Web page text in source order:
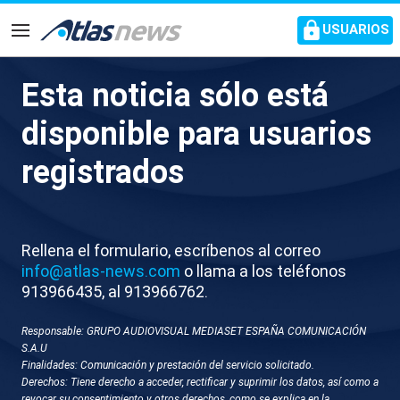
common.go-to-content
Navegación
USUARIOS
J668-LEGANES RECURSOS
SANCHEZ EN EL INSS
Esta noticia sólo está
disponible para usuarios
registrados
Rellena el formulario, escríbenos al correo
info@atlas-news.com o llama a los teléfonos
913966435, al 913966762.
Responsable: GRUPO AUDIOVISUAL MEDIASET ESPAÑA COMUNICACIÓN
S.A.U
Finalidades: Comunicación y prestación del servicio solicitado.
Derechos: Tiene derecho a acceder, rectificar y suprimir los datos, así como a
29 de mayo 2025 - 19:52